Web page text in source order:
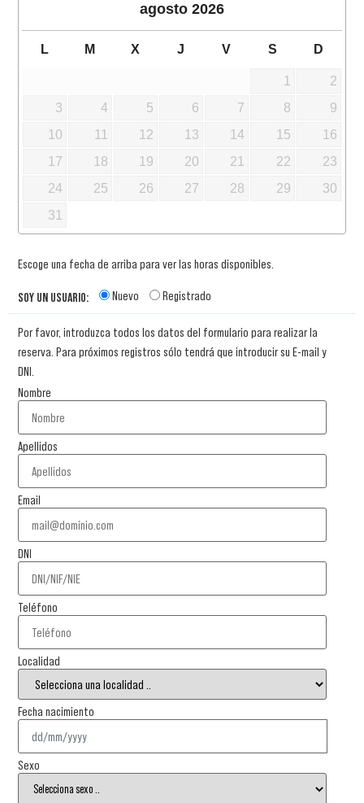
agosto 2026
L M X J V S D
1
2
3
4 5 6 7 8
9
10
11 12 13 14 15
16
17
18 19 20 21 22
23
24
25 26 27 28 29
30
31
Escoge una fecha de arriba para ver las horas disponibles.
SOY UN USUARIO: Nuevo Registrado
Por favor, introduzca todos los datos del formulario para realizar la
reserva. Para próximos registros sólo tendrá que introducir su E-mail y
DNI.
Nombre
Apellidos
Email
DNI
Teléfono
Localidad
Fecha nacimiento
Sexo